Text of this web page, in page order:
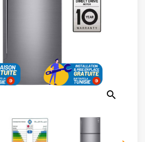
search